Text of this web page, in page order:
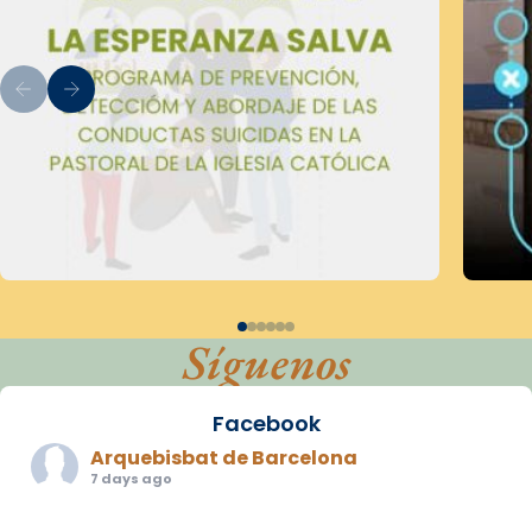
Síguenos
Facebook
Arquebisbat de Barcelona
7 days ago